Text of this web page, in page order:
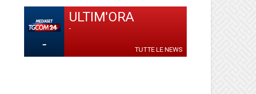
-
ULTIM'ORA
-
TUTTE LE NEWS